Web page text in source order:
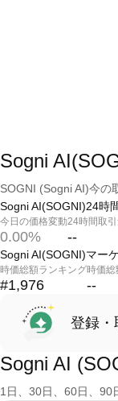
Sogni
SOGNI (Sogni AI)今の
Sogni AI(SOGNI)24時
今日の価格変動
0.00%
24時間取
--
Sogni AI(SOGNI)マー
時価総額ランキング
#1,976
時価総
--
登録・
Sogni AI
1日、30日、60日、90